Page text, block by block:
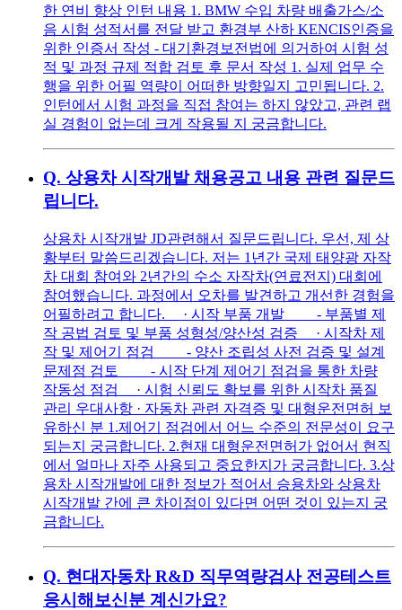
한 연비 향상 인턴 내용 1. BMW 수입 차량 배출가스/소
음 시험 성적서를 전달 받고 환경부 산하 KENCIS인증을
위한 인증서 작성 - 대기환경보전법에 의거하여 시험 성
적 및 과정 규제 적합 검토 후 문서 작성 1. 실제 업무 수
행을 위한 어필 역량이 어떠한 방향일지 고민됩니다. 2.
인턴에서 시험 과정을 직접 참여는 하지 않았고, 관련 랩
실 경험이 없는데 크게 작용될 지 궁금합니다.
Q. 상용차 시작개발 채용공고 내용 관련 질문드
립니다.
상용차 시작개발 JD관련해서 질문드립니다. 우선, 제 상
황부터 말씀드리겠습니다. 저는 1년간 국제 태양광 자작
차 대회 참여와 2년간의 수소 자작차(연료전지) 대회에
참여했습니다. 과정에서 오차를 발견하고 개선한 경험을
어필하려고 합니다. · 시작 부품 개발 - 부품별 제
작 공법 검토 및 부품 성형성/양산성 검증 · 시작차 제
작 및 제어기 점검 - 양산 조립성 사전 검증 및 설계
문제점 검토 - 시작 단계 제어기 점검을 통한 차량
작동성 점검 · 시험 신뢰도 확보를 위한 시작차 품질
관리 우대사항 · 자동차 관련 자격증 및 대형운전면허 보
유하신 분 1.제어기 점검에서 어느 수준의 전문성이 요구
되는지 궁금합니다. 2.현재 대형운전면허가 없어서 현직
에서 얼마나 자주 사용되고 중요한지가 궁금합니다. 3.상
용차 시작개발에 대한 정보가 적어서 승용차와 상용차
시작개발 간에 큰 차이점이 있다면 어떤 것이 있는지 궁
금합니다.
Q. 현대자동차 R&D 직무역량검사 전공테스트
응시해보신분 계신가요?